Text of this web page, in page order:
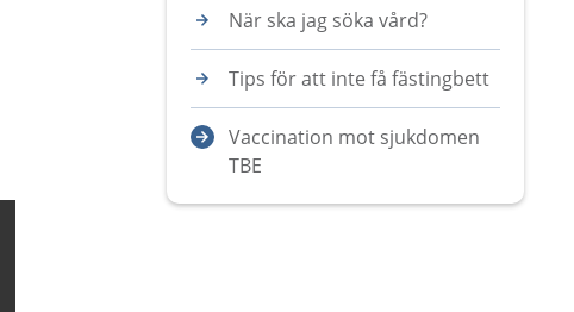
När ska jag söka vård?
Tips för att inte få fästingbett
Vaccination mot sjukdomen
TBE